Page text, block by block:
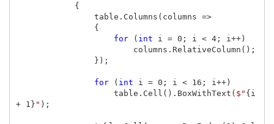
{
table . Columns ( columns =>
{
for
( int i = 0 ; i < 4; i ++)
columns . RelativeColumn ();
});
for ( int i = 0 ; i < 16 ; i ++)
table . Cell (). BoxWithText ( $" { i
+
1 } " );